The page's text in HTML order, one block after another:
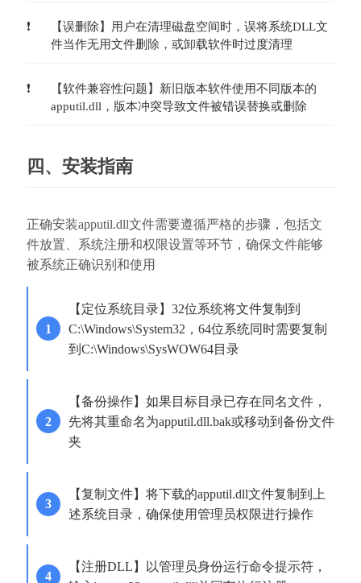
【误删除】用户在清理磁盘空间时，误将系统DLL文
件当作无用文件删除，或卸载软件时过度清理
【软件兼容性问题】新旧版本软件使用不同版本的
apputil.dll，版本冲突导致文件被错误替换或删除
四、安装指南
正确安装apputil.dll文件需要遵循严格的步骤，包括文
件放置、系统注册和权限设置等环节，确保文件能够
被系统正确识别和使用
【定位系统目录】32位系统将文件复制到
C:\Windows\System32，64位系统同时需要复制
到C:\Windows\SysWOW64目录
【备份操作】如果目标目录已存在同名文件，
先将其重命名为apputil.dll.bak或移动到备份文件
夹
【复制文件】将下载的apputil.dll文件复制到上
述系统目录，确保使用管理员权限进行操作
【注册DLL】以管理员身份运行命令提示符，